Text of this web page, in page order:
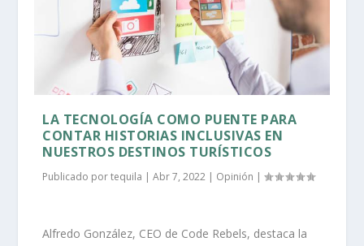
LA TECNOLOGÍA COMO PUENTE PARA
CONTAR HISTORIAS INCLUSIVAS EN
NUESTROS DESTINOS TURÍSTICOS
Publicado portequila |Abr 7, 2022 | Opinión |
Alfredo González, CEO de Code Rebels, destaca la